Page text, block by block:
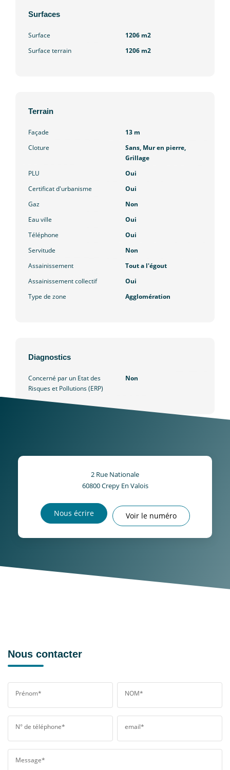
Surfaces
Surface
1206 m2
Surface terrain
1206 m2
Terrain
Façade
13 m
Cloture
Sans, Mur en pierre,
Grillage
PLU
Oui
Certificat d'urbanisme
Oui
Gaz
Non
Eau ville
Oui
Téléphone
Oui
Servitude
Non
Assainissement
Tout a l'égout
Assainissement collectif
Oui
Type de zone
Agglomération
Diagnostics
Concerné par un Etat des
Risques et Pollutions (ERP)
Non
2 Rue Nationale
60800Crepy En Valois
Nous écrire Voir le numéro
Nous contacter
Prénom* NOM*
N° de téléphone* email*
Message*